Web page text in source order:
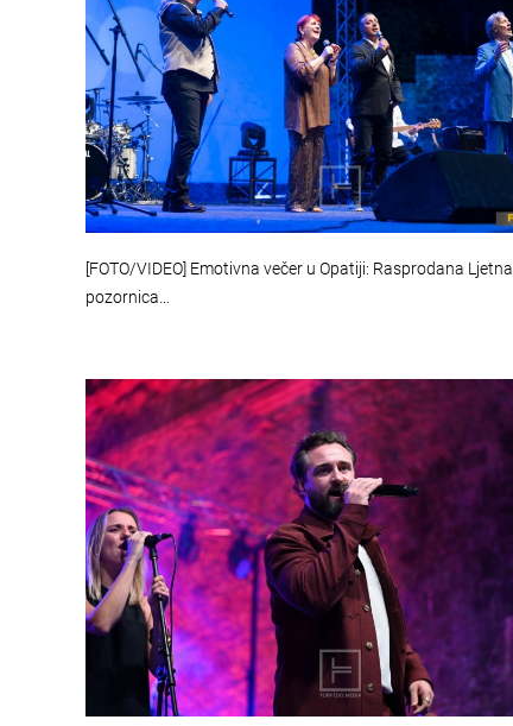
[FOTO/VIDEO] Emotivna večer u Opatiji: Rasprodana Ljetna
pozornica…